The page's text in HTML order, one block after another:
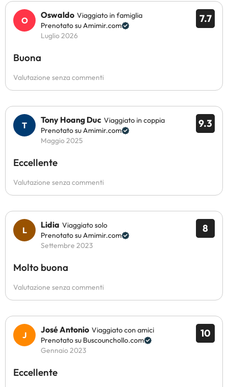
7.7
Oswaldo Viaggiato in famiglia
Prenotato su Amimir.com
Luglio 2026
Buona
Valutazione senza commenti
9.3
Tony Hoang Duc Viaggiato in coppia
Prenotato su Amimir.com
Maggio 2025
Eccellente
Valutazione senza commenti
8
Lidia Viaggiato solo
Prenotato su Amimir.com
Settembre 2023
Molto buona
Valutazione senza commenti
10
José Antonio Viaggiato con amici
Prenotato su Buscounchollo.com
Gennaio 2023
Eccellente